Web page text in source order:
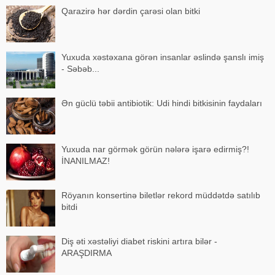
Qarazirə hər dərdin çarəsi olan bitki
Yuxuda xəstəxana görən insanlar əslində şanslı imiş
- Səbəb...
Ən güclü təbii antibiotik: Udi hindi bitkisinin faydaları
Yuxuda nar görmək görün nələrə işarə edirmiş?!
İNANILMAZ!
Röyanın konsertinə biletlər rekord müddətdə satılıb
bitdi
Diş əti xəstəliyi diabet riskini artıra bilər -
ARAŞDIRMA